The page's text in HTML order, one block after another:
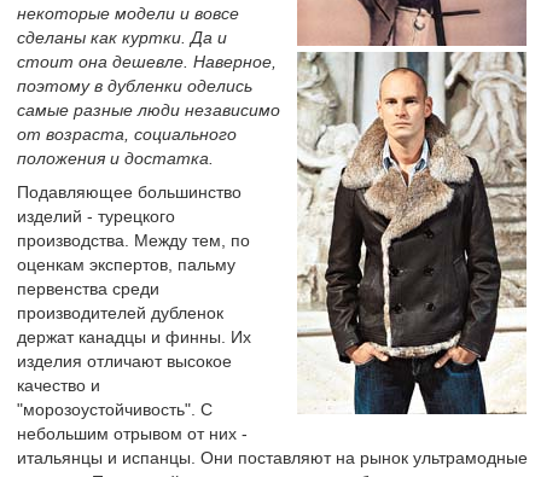
некоторые модели и вовсе
сделаны как куртки. Да и
стоит она дешевле. Наверное,
поэтому в дубленки оделись
самые разные люди независимо
от возраста, социального
положения и достатка.
Подавляющее большинство
изделий - турецкого
производства. Между тем, по
оценкам экспертов, пальму
первенства среди
производителей дубленок
держат канадцы и финны. Их
изделия отличают высокое
качество и
"морозоустойчивость". С
небольшим отрывом от них -
итальянцы и испанцы. Они поставляют на рынок ультрамодные